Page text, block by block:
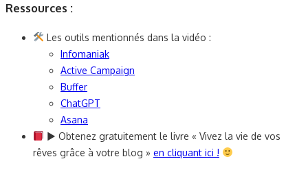
Ressources :
Les outils mentionnés dans la vidéo :
Infomaniak
Active Campaign
Buffer
ChatGPT
Asana
► Obtenez gratuitement le livre « Vivez la vie de vos
rêves grâce à votre blog » en cliquant ici !